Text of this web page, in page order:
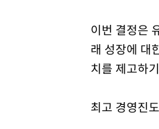
이번 결정은
래 성장에 대
치를 제고하
최고 경영진